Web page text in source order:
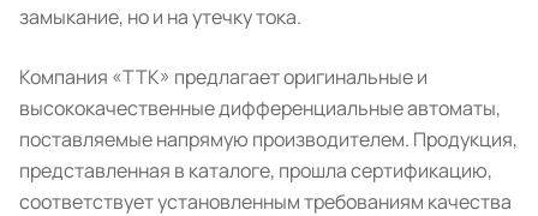
замыкание, но и на утечку тока.
Компания «ТТК» предлагает оригинальные и
высококачественные дифференциальные автоматы,
поставляемые напрямую производителем. Продукция,
представленная в каталоге, прошла сертификацию,
соответствует установленным требованиям качества